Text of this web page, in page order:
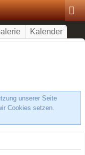
Kalender
unserer Seite
Cookies setzen.